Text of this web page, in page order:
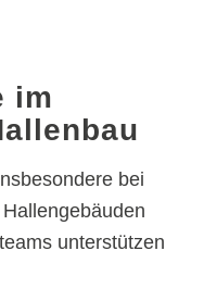
im
bei
unterstützen